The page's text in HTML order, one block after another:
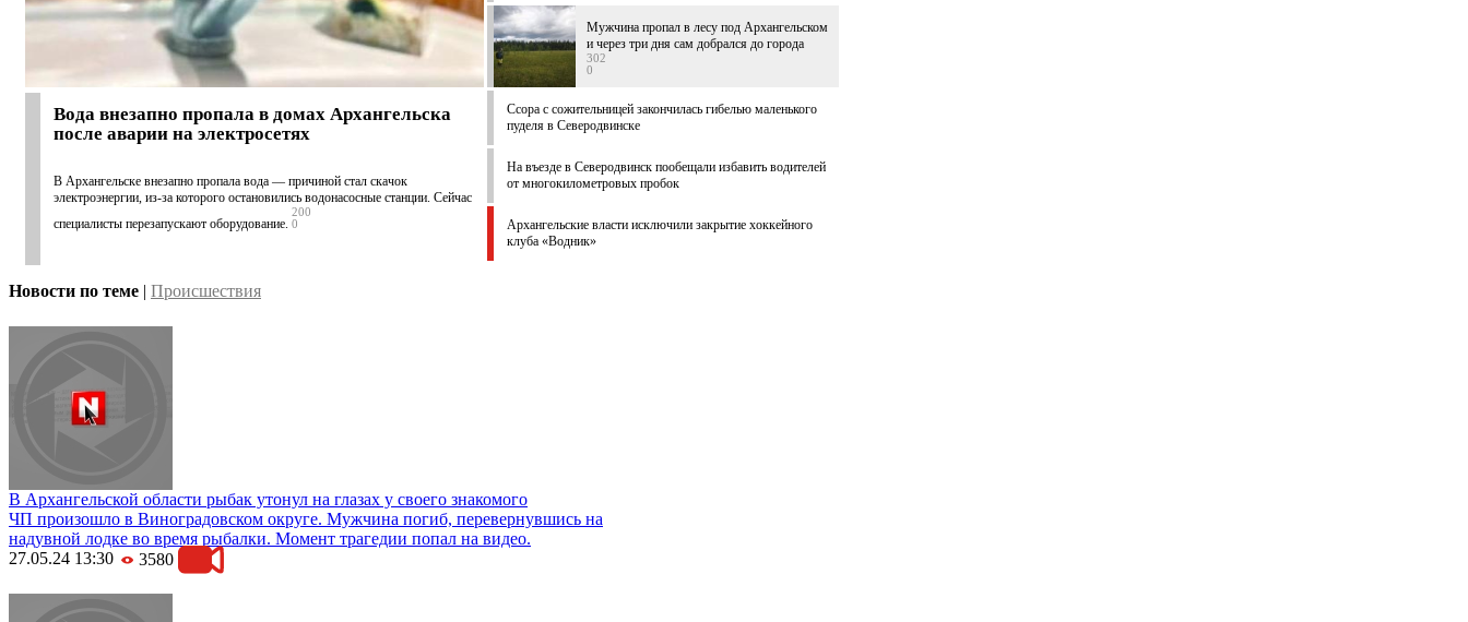
Вода внезапно пропала в домах Архангельска
после аварии на электросетях
В Архангельске внезапно пропала вода — причиной стал скачок
электроэнергии, из-за которого остановились водонасосные станции. Сейчас
специалисты перезапускают оборудование.
200
0
Мужчина пропал в лесу под Архангельском
и через три дня сам добрался до города
302
0
Ссора с сожительницей закончилась гибелью маленького
пуделя в Северодвинске
На въезде в Северодвинск пообещали избавить водителей
от многокилометровых пробок
Архангельские власти исключили закрытие хоккейного
клуба «Водник»
Новости по теме | Происшествия
В Архангельской области рыбак утонул на глазах у своего знакомого
ЧП произошло в Виноградовском округе. Мужчина погиб, перевернувшись на
надувной лодке во время рыбалки. Момент трагедии попал на видео.
27.05.24 13:30
3580